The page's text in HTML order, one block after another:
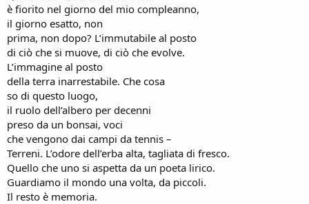
è fiorito nel giorno del mio compleanno,
il giorno esatto, non
prima, non dopo? L’immutabile al posto
di ciò che si muove, di ciò che evolve.
L’immagine al posto
della terra inarrestabile. Che cosa
so di questo luogo,
il ruolo dell’albero per decenni
preso da un bonsai, voci
che vengono dai campi da tennis –
Terreni. L’odore dell’erba alta, tagliata di fresco.
Quello che uno si aspetta da un poeta lirico.
Guardiamo il mondo una volta, da piccoli.
Il resto è memoria.